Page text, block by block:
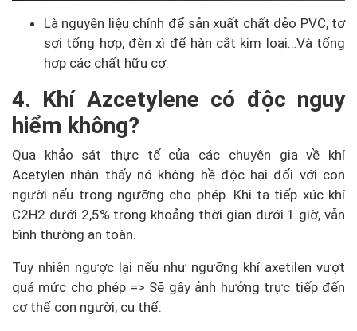
Là nguyên liệu chính để sản xuất chất dẻo PVC, tơ
sợi tổng hợp, đèn xì để hàn cắt kim loại…Và tổng
hợp các chất hữu cơ.
4. Khí Azcetylene có độc nguy
hiểm không?
Qua khảo sát thực tế của các chuyên gia về khí
Acetylen nhận thấy nó không hề độc hại đối với con
người nếu trong ngưỡng cho phép. Khi ta tiếp xúc khí
C2H2 dưới 2,5% trong khoảng thời gian dưới 1 giờ, vẫn
bình thường an toàn.
Tuy nhiên ngược lại nếu như ngưỡng khí axetilen vượt
quá mức cho phép => Sẽ gây ảnh hưởng trực tiếp đến
cơ thể con người, cụ thể: